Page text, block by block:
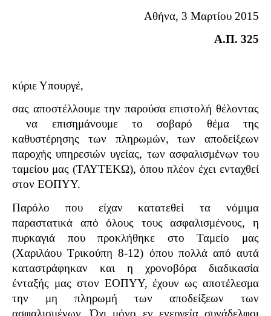
Αθήνα, 3 Μαρτίου 2015
Α.Π. 325
κύριε Υπουργέ,
σας αποστέλλουμε την παρούσα επιστολή θέλοντας
να επισημάνουμε το σοβαρό θέμα της
καθυστέρησης των πληρωμών, των αποδείξεων
παροχής υπηρεσιών υγείας, των ασφαλισμένων του
ταμείου μας (ΤΑΥΤΕΚΩ), όπου πλέον έχει ενταχθεί
στον ΕΟΠΥΥ.
Παρόλο που είχαν κατατεθεί τα νόμιμα
παραστατικά από όλους τους ασφαλισμένους, η
πυρκαγιά που προκλήθηκε στο Ταμείο μας
(Χαριλάου Τρικούπη 8-12) όπου πολλά από αυτά
καταστράφηκαν και η χρονοβόρα διαδικασία
ένταξής μας στον ΕΟΠΥΥ, έχουν ως αποτέλεσμα
την μη πληρωμή των αποδείξεων των
ασφαλισμένων. Όχι μόνο εν ενεργεία συνάδελφοι